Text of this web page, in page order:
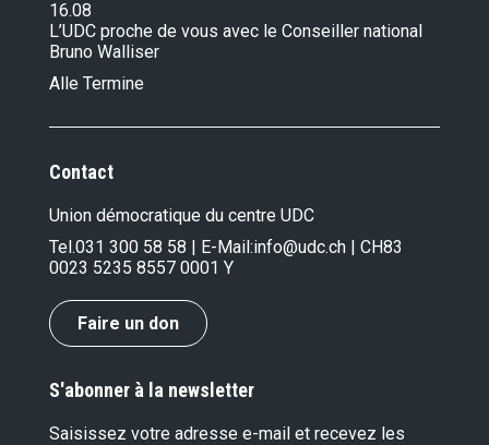
16.08
L’UDC proche de vous avec le Conseiller national
Bruno Walliser
Alle Termine
Contact
Union démocratique du centre UDC
Tel.031 300 58 58 | E-Mail:info@udc.ch | CH83
0023 5235 8557 0001 Y
Faire un don
S'abonner à la newsletter
Saisissez votre adresse e-mail et recevez les